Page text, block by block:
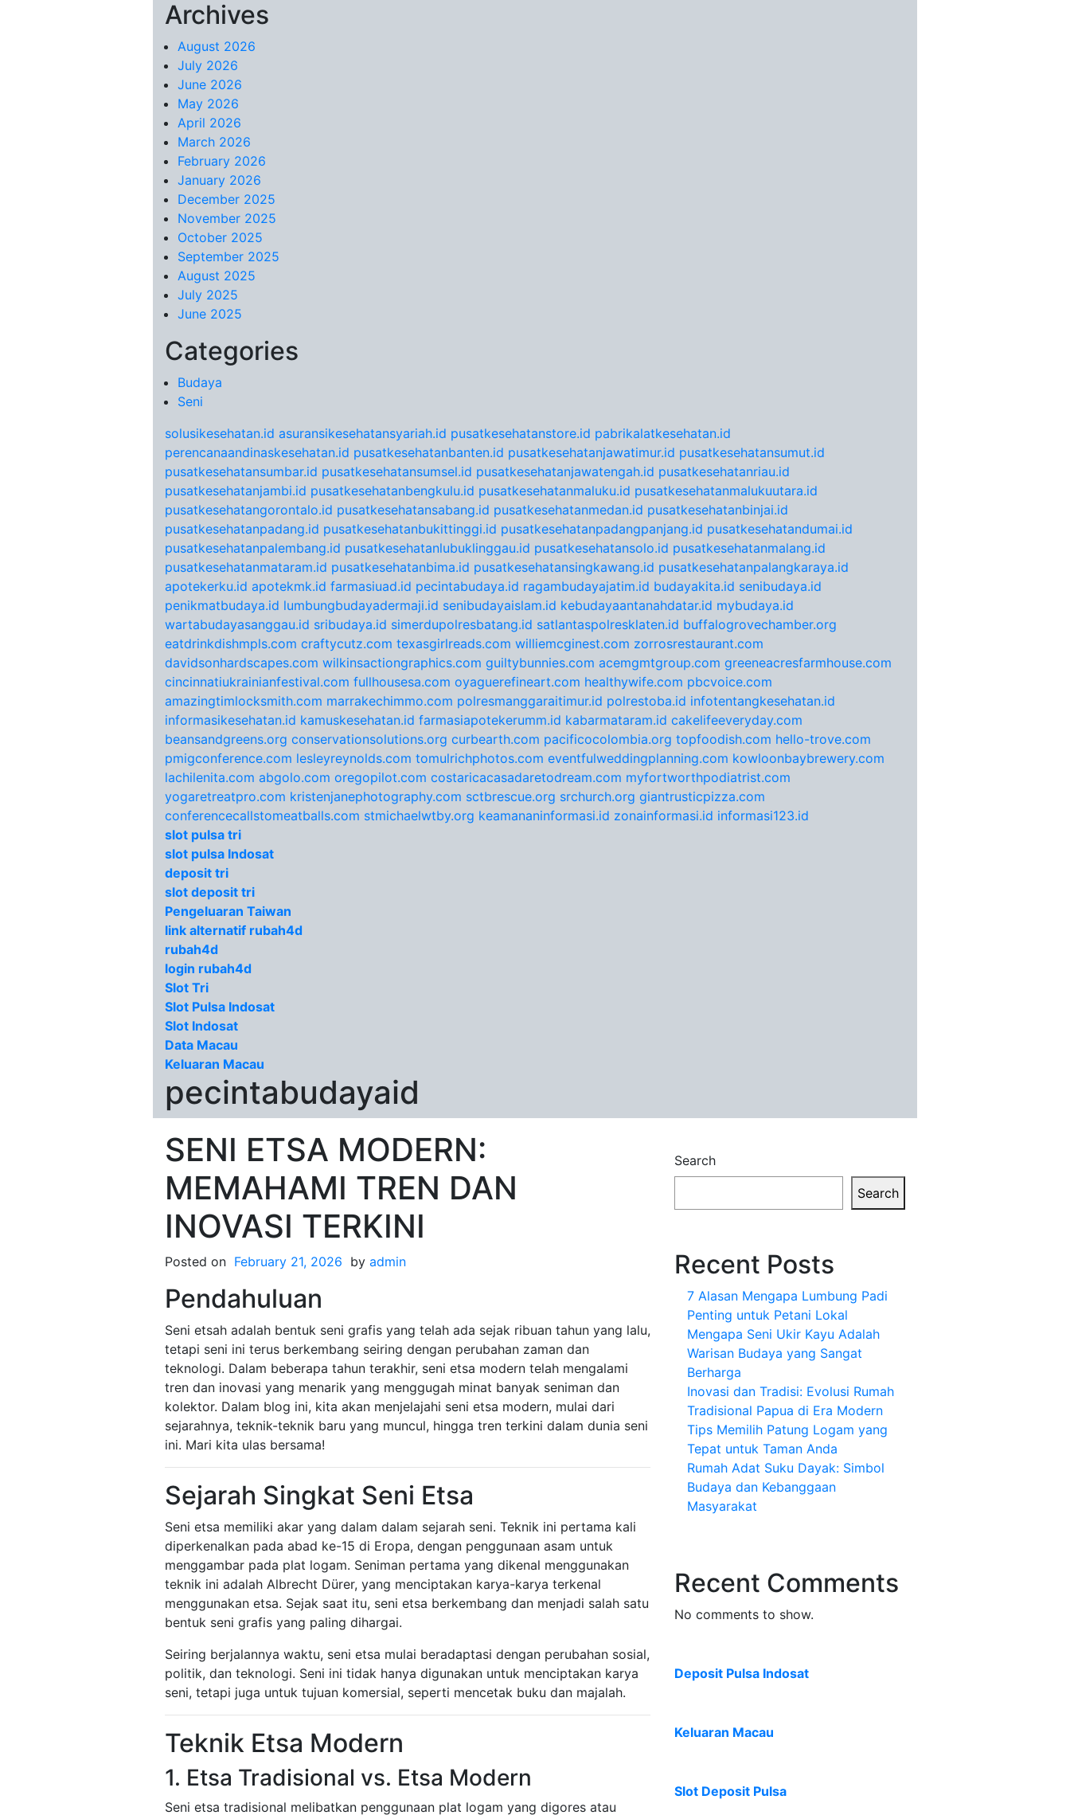
Skip to content
Archives
August 2026
July 2026
June 2026
May 2026
April 2026
March 2026
February 2026
January 2026
December 2025
November 2025
October 2025
September 2025
August 2025
July 2025
June 2025
Categories
Budaya
Seni
solusikesehatan.id asuransikesehatansyariah.id pusatkesehatanstore.id pabrikalatkesehatan.id
perencanaandinaskesehatan.id pusatkesehatanbanten.id pusatkesehatanjawatimur.id pusatkesehatansumut.id
pusatkesehatansumbar.id pusatkesehatansumsel.id pusatkesehatanjawatengah.id pusatkesehatanriau.id
pusatkesehatanjambi.id pusatkesehatanbengkulu.id pusatkesehatanmaluku.id pusatkesehatanmalukuutara.id
pusatkesehatangorontalo.id pusatkesehatansabang.id pusatkesehatanmedan.id pusatkesehatanbinjai.id
pusatkesehatanpadang.id pusatkesehatanbukittinggi.id pusatkesehatanpadangpanjang.id pusatkesehatandumai.id
pusatkesehatanpalembang.id pusatkesehatanlubuklinggau.id pusatkesehatansolo.id pusatkesehatanmalang.id
pusatkesehatanmataram.id pusatkesehatanbima.id pusatkesehatansingkawang.id pusatkesehatanpalangkaraya.id
apotekerku.id apotekmk.id farmasiuad.id pecintabudaya.id ragambudayajatim.id budayakita.id senibudaya.id
penikmatbudaya.id lumbungbudayadermaji.id senibudayaislam.id kebudayaantanahdatar.id mybudaya.id
wartabudayasanggau.id sribudaya.id simerdupolresbatang.id satlantaspolresklaten.id buffalogrovechamber.org
eatdrinkdishmpls.com craftycutz.com texasgirlreads.com williemcginest.com zorrosrestaurant.com
davidsonhardscapes.com wilkinsactiongraphics.com guiltybunnies.com acemgmtgroup.com greeneacresfarmhouse.com
cincinnatiukrainianfestival.com fullhousesa.com oyaguerefineart.com healthywife.com pbcvoice.com
amazingtimlocksmith.com marrakechimmo.com polresmanggaraitimur.id polrestoba.id infotentangkesehatan.id
informasikesehatan.id kamuskesehatan.id farmasiapotekerumm.id kabarmataram.id cakelifeeveryday.com
beansandgreens.org conservationsolutions.org curbearth.com pacificocolombia.org topfoodish.com hello-trove.com
pmigconference.com lesleyreynolds.com tomulrichphotos.com eventfulweddingplanning.com kowloonbaybrewery.com
lachilenita.com abgolo.com oregopilot.com costaricacasadaretodream.com myfortworthpodiatrist.com
yogaretreatpro.com kristenjanephotography.com sctbrescue.org srchurch.org giantrusticpizza.com
conferencecallstomeatballs.com stmichaelwtby.org keamananinformasi.id zonainformasi.id informasi123.id
slot pulsa tri
slot pulsa Indosat
deposit tri
slot deposit tri
Pengeluaran Taiwan
link alternatif rubah4d
rubah4d
login rubah4d
Slot Tri
Slot Pulsa Indosat
Slot Indosat
Data Macau
Keluaran Macau
pecintabudayaid
SENI ETSA MODERN:
MEMAHAMI TREN DAN
INOVASI TERKINI
Posted on February 21, 2026 by admin
Pendahuluan
Seni etsah adalah bentuk seni grafis yang telah ada sejak ribuan tahun yang lalu,
tetapi seni ini terus berkembang seiring dengan perubahan zaman dan
teknologi. Dalam beberapa tahun terakhir, seni etsa modern telah mengalami
tren dan inovasi yang menarik yang menggugah minat banyak seniman dan
kolektor. Dalam blog ini, kita akan menjelajahi seni etsa modern, mulai dari
sejarahnya, teknik-teknik baru yang muncul, hingga tren terkini dalam dunia seni
ini. Mari kita ulas bersama!
Sejarah Singkat Seni Etsa
Seni etsa memiliki akar yang dalam dalam sejarah seni. Teknik ini pertama kali
diperkenalkan pada abad ke-15 di Eropa, dengan penggunaan asam untuk
menggambar pada plat logam. Seniman pertama yang dikenal menggunakan
teknik ini adalah Albrecht Dürer, yang menciptakan karya-karya terkenal
menggunakan etsa. Sejak saat itu, seni etsa berkembang dan menjadi salah satu
bentuk seni grafis yang paling dihargai.
Seiring berjalannya waktu, seni etsa mulai beradaptasi dengan perubahan sosial,
politik, dan teknologi. Seni ini tidak hanya digunakan untuk menciptakan karya
seni, tetapi juga untuk tujuan komersial, seperti mencetak buku dan majalah.
Teknik Etsa Modern
1. Etsa Tradisional vs. Etsa Modern
Seni etsa tradisional melibatkan penggunaan plat logam yang digores atau
Search
Search
Recent Posts
7 Alasan Mengapa Lumbung Padi
Penting untuk Petani Lokal
Mengapa Seni Ukir Kayu Adalah
Warisan Budaya yang Sangat
Berharga
Inovasi dan Tradisi: Evolusi Rumah
Tradisional Papua di Era Modern
Tips Memilih Patung Logam yang
Tepat untuk Taman Anda
Rumah Adat Suku Dayak: Simbol
Budaya dan Kebanggaan
Masyarakat
Recent Comments
No comments to show.
Deposit Pulsa Indosat
Keluaran Macau
Slot Deposit Pulsa